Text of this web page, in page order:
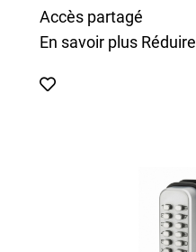
Accès partagé
En savoir plus Réduire